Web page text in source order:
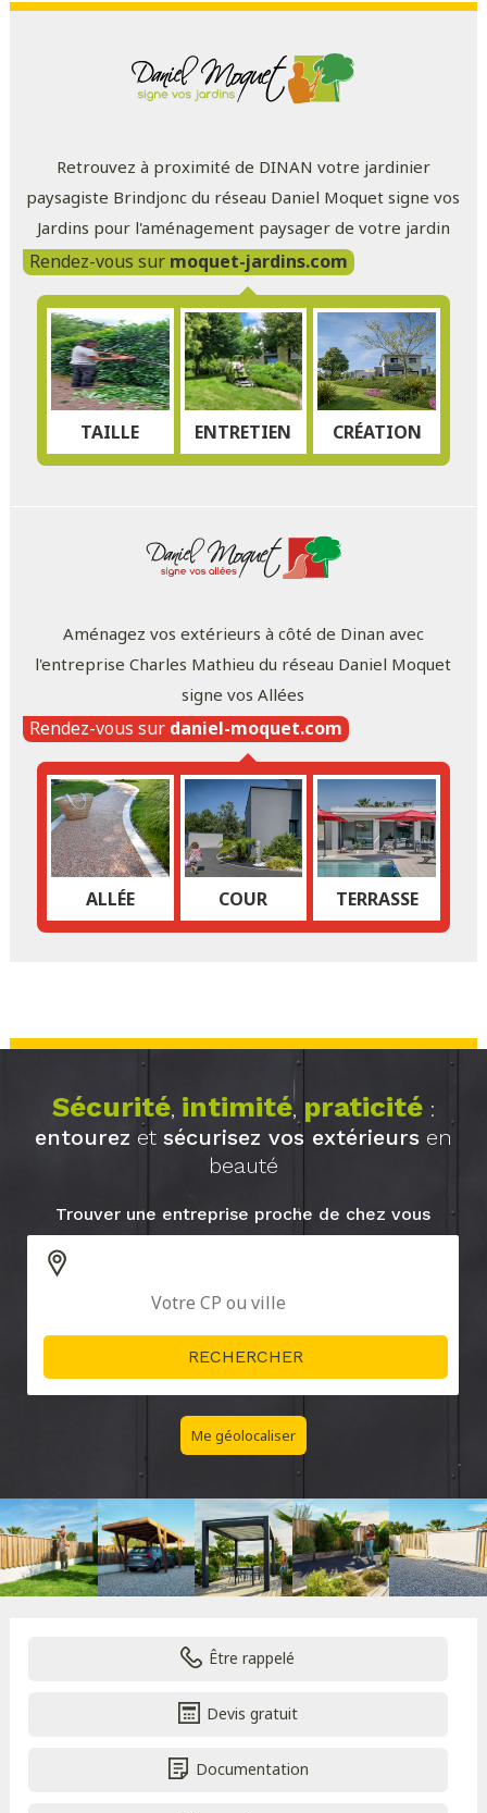
Retrouvez à proximité de DINAN votre jardinier
paysagiste Brindjonc du réseau Daniel Moquet signe vos
Jardins pour l'aménagement paysager de votre jardin
Rendez-vous sur moquet-jardins.com
TAILLE ENTRETIEN CRÉATION
Aménagez vos extérieurs à côté de Dinan avec
l'entreprise Charles Mathieu du réseau Daniel Moquet
signe vos Allées
Rendez-vous sur daniel-moquet.com
ALLÉE COUR TERRASSE
Sécurité, intimité, praticité:
entourez et sécurisez vos extérieurs en
beauté
Trouver une entreprise proche de chez vous
Me géolocaliser
Être rappelé
Devis gratuit
Documentation